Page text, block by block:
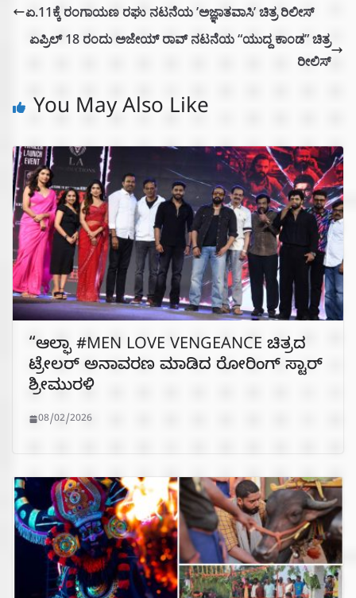
ಏ.11ಕ್ಕೆ ರಂಗಾಯಣ ರಘು ನಟನೆಯ ʼಅಜ್ಞಾತವಾಸಿʼ ಚಿತ್ರ ರಿಲೀಸ್
ಏಪ್ರಿಲ್ 18 ರಂದು ಅಜೇಯ್ ರಾವ್ ನಟನೆಯ “ಯುದ್ದ ಕಾಂಡ” ಚಿತ್ರ
ರೀಲಿಸ್
You May Also Like
“ಆಲ್ಫಾ #MEN LOVE VENGEANCE ಚಿತ್ರದ
ಟ್ರೇಲರ್ ಅನಾವರಣ ಮಾಡಿದ ರೋರಿಂಗ್ ಸ್ಟಾರ್
ಶ್ರೀಮುರಳಿ
08/02/2026